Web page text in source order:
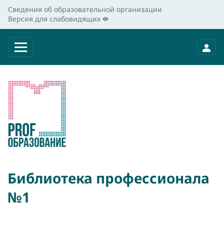
Сведения об образовательной организации
Версия для слабовидящих
Библиотека профессионала
№1